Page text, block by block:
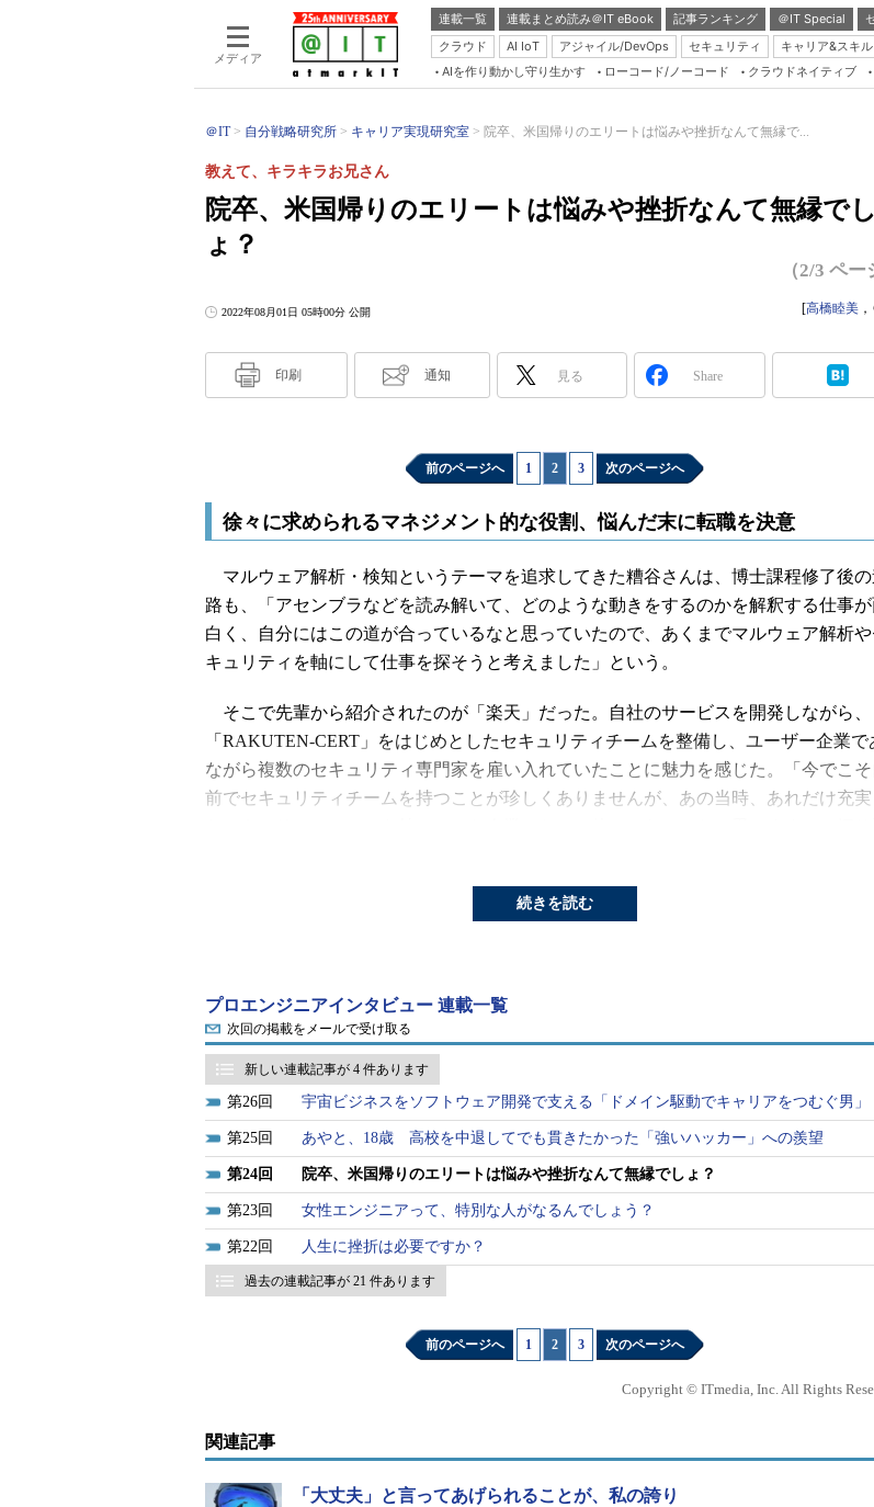
メディア
連載一覧 連載まとめ読み＠IT eBook 記事ランキング ＠IT Special
クラウド
AI IoT アジャイル/DevOps セキュリティ キャリア&スキル
AIを作り動かし守り生かす ローコード/ノーコード クラウドネイティブ
＠IT 自分戦略研究所 キャリア実現研究室 院卒、米国帰りのエリートは悩みや挫折なんて無縁で...
院卒、米国帰りのエリートは悩みや挫折なんて無縁でし
ょ？
教えて、キラキラお兄さん
（2/3 ペー
2022年08月01日 05時00分 公開 [高橋睦美 ，
印刷 通知 見る Share
前のページへ 1 2 3 次のページへ
徐々に求められるマネジメント的な役割、悩んだ末に転職を決意
マルウェア解析・検知というテーマを追求してきた糟谷さんは、博士課程修了後の
路も、「アセンブラなどを読み解いて、どのような動きをするのかを解釈する仕事
白く、自分にはこの道が合っているなと思っていたので、あくまでマルウェア解析や
キュリティを軸にして仕事を探そうと考えました」という。
そこで先輩から紹介されたのが「楽天」だった。自社のサービスを開発しながら、
「RAKUTEN-CERT」をはじめとしたセキュリティチームを整備し、ユーザー企業で
ながら複数のセキュリティ専門家を雇い入れていたことに魅力を感じた。「今でこそ
前でセキュリティチームを持つことが珍しくありませんが、あの当時、あれだけ充実
入社後は主にWebセキュリティの診断を担うことになった。いわゆるSQLインジェ
リティの基本的な部分は一通りできるようになりました」（糟谷さん）
次に進む道に迷い始めていたときに持ち上がったのが、楽天の米国法人行きの話だ
た。これも次につながる経験と捉えて渡米したが、「米国に来たのはいいけれど、こ
ままでは『渡米した』だけで終わりそうだな、というのが見えてきました」と、転
真剣に考えるようになった。
続きを読む
プロエンジニアインタビュー 連載一覧
次回の掲載をメールで受け取る
新しい連載記事が 4 件あります
26 宇宙ビジネスをソフトウェア開発で支える「ドメイン駆動でキャリアをつむぐ男」
25 あやと、18歳 高校を中退してでも貫きたかった「強いハッカー」への羨望
24 院卒、米国帰りのエリートは悩みや挫折なんて無縁でしょ？
23 女性エンジニアって、特別な人がなるんでしょう？
22 人生に挫折は必要ですか？
過去の連載記事が 21 件あります
前のページへ 1 2 3 次のページへ
Copyright © ITmedia, Inc. All Rights
関連記事
「大丈夫」と言ってあげられることが、私の誇り